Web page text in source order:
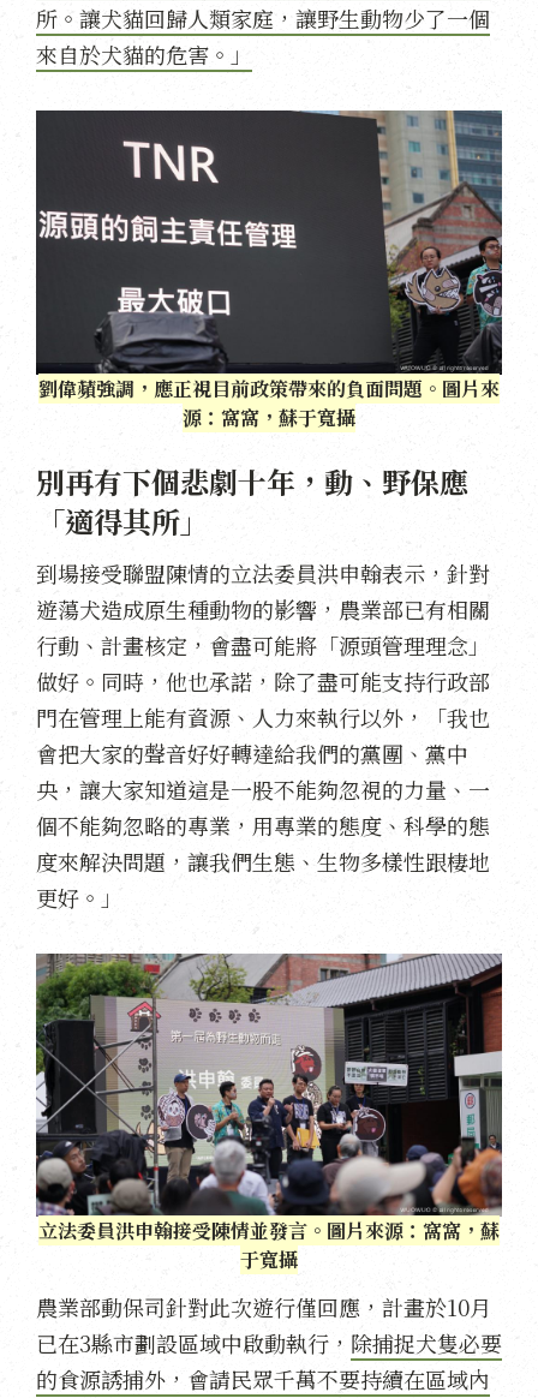
所。讓犬貓回歸人類家庭，讓野生動物少了一個
來自於犬貓的危害。」
劉偉蘋強調，應正視目前政策帶來的負面問題。圖片來
源：窩窩，蘇于寬攝
別再有下個悲劇十年，動、野保應
「適得其所」
到場接受聯盟陳情的立法委員洪申翰表示，針對
遊蕩犬造成原生種動物的影響，農業部已有相關
行動、計畫核定，會盡可能將「源頭管理理念」
做好。同時，他也承諾，除了盡可能支持行政部
門在管理上能有資源、人力來執行以外，「我也
會把大家的聲音好好轉達給我們的黨團、黨中
央，讓大家知道這是一股不能夠忽視的力量、一
個不能夠忽略的專業，用專業的態度、科學的態
度來解決問題，讓我們生態、生物多樣性跟棲地
更好。」
立法委員洪申翰接受陳情並發言。圖片來源：窩窩，蘇
于寬攝
農業部動保司針對此次遊行僅回應，計畫於10月
已在3縣市劃設區域中啟動執行， 除捕捉犬隻必要
的食源誘捕外，會請民眾千萬不要持續在區域內